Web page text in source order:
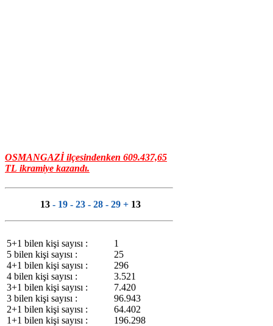
OSMANGAZİilçesindenken 609.437,65
TL ikramiye kazandı.
13- 19 - 23 - 28 - 29 +13
5+1 bilen kişi sayısı :
5 bilen kişi sayısı :
4+1 bilen kişi sayısı :
4 bilen kişi sayısı :
3+1 bilen kişi sayısı :
3 bilen kişi sayısı :
2+1 bilen kişi sayısı :
1+1 bilen kişi sayısı :
1
25
296
3.521
7.420
96.943
64.402
196.298